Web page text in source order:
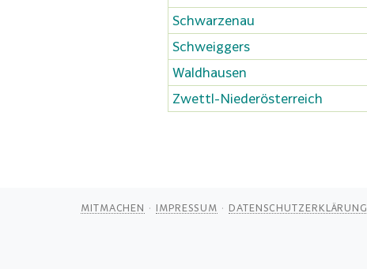
Schwarzenau
Schweiggers
Waldhausen
Zwettl-Niederösterreich
MITMACHEN IMPRESSUM DATENSCHUTZERKLÄRUNG